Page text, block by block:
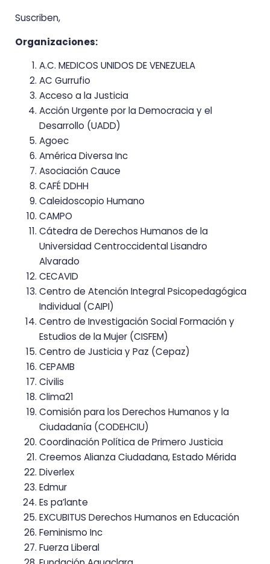
Suscriben,
Organizaciones:
A.C. MEDICOS UNIDOS DE VENEZUELA
AC Gurrufio
Acceso a la Justicia
Acción Urgente por la Democracia y el
Desarrollo (UADD)
Agoec
América Diversa Inc
Asociación Cauce
CAFÉ DDHH
Caleidoscopio Humano
CAMPO
Cátedra de Derechos Humanos de la
Universidad Centroccidental Lisandro
Alvarado
CECAVID
Centro de Atención Integral Psicopedagógica
Individual (CAIPI)
Centro de Investigación Social Formación y
Estudios de la Mujer (CISFEM)
Centro de Justicia y Paz (Cepaz)
CEPAMB
Civilis
Clima21
Comisión para los Derechos Humanos y la
Ciudadanía (CODEHCIU)
Coordinación Política de Primero Justicia
Creemos Alianza Ciudadana, Estado Mérida
Diverlex
Edmur
Es pa’lante
EXCUBITUS Derechos Humanos en Educación
Feminismo Inc
Fuerza Liberal